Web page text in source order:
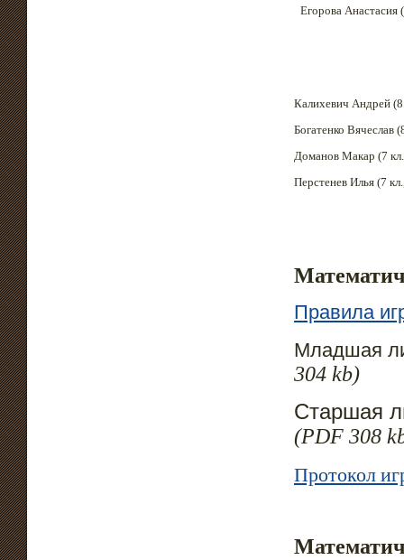
Егорова Анастасия
Калихевич Андрей
Богатенко Вячеслав
Доманов Макар (7
Перстенев Илья (7
Правила
Младшая
304 kb)
Старшая
(PDF 308
Протокол